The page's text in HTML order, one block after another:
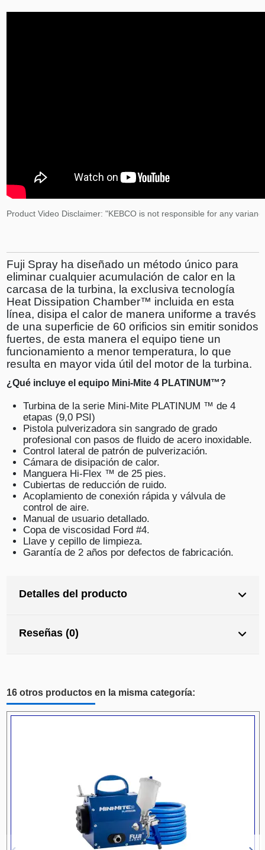
Product Video Disclaimer: "KEBCO is not responsible for any
Fuji Spray ha diseñado un método único para
eliminar cualquier acumulación de calor en la
carcasa de la turbina, la exclusiva tecnología
Heat Dissipation Chamber™ incluida en esta
línea, disipa el calor de manera uniforme a través
de una superficie de 60 orificios sin emitir sonidos
fuertes, de esta manera el equipo tiene un
funcionamiento a menor temperatura, lo que
resulta en mayor vida útil del motor de la turbina.
¿Qué incluye el equipo Mini-Mite 4 PLATINUM™?
Turbina de la serie Mini-Mite PLATINUM ™ de 4
etapas (9,0 PSI)
Pistola pulverizadora sin sangrado de grado
profesional con pasos de fluido de acero inoxidable.
Control lateral de patrón de pulverización.
Cámara de disipación de calor.
Manguera Hi-Flex ™ de 25 pies.
Cubiertas de reducción de ruido.
Acoplamiento de conexión rápida y válvula de
control de aire.
Manual de usuario detallado.
Copa de viscosidad Ford #4.
Llave y cepillo de limpieza.
Garantía de 2 años por defectos de fabricación.
Detalles del producto
Reseñas (0)
16 otros productos en la misma categoría: